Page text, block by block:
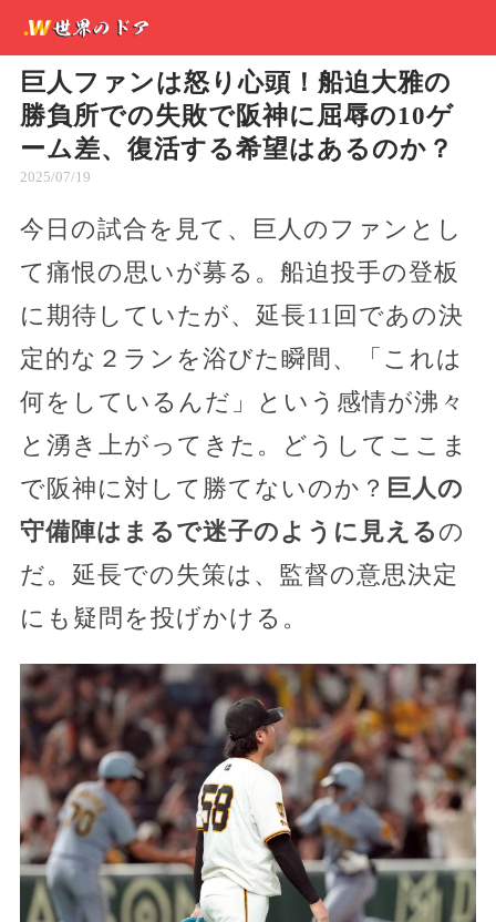
巨人ファンは怒り心頭！船迫大雅の
勝負所での失敗で阪神に屈辱の10ゲ
ーム差、復活する希望はあるのか？
2025/07/19
今日の試合を見て、巨人のファンとし
て痛恨の思いが募る。船迫投手の登板
に期待していたが、延長11回であの決
定的な２ランを浴びた瞬間、「これは
何をしているんだ」という感情が沸々
と湧き上がってきた。どうしてここま
で阪神に対して勝てないのか？ 巨人の
守備陣はまるで迷子のように見える の
だ。延長での失策は、監督の意思決定
にも疑問を投げかける。